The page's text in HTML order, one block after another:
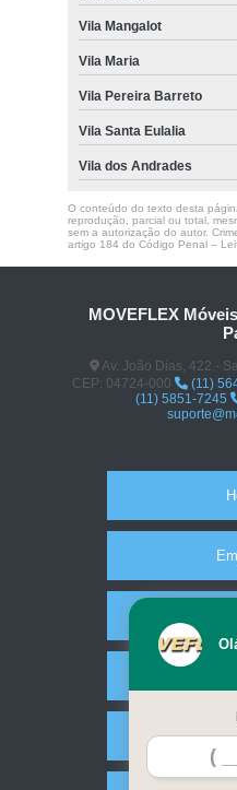
Vila Mangalot
Vila Maria
Vila Pereira Barreto
Vila Santa Eulalia
Vila dos Andrades
O conteúdo do texto desta
reprodução, parcial ou total,
sem a autorização do autor.
artigo 184 do Código Penal –
MOVEFLEX
Av. João Dias, 422 -
CEP: 04724-000
(11)
(11) 5851-7245